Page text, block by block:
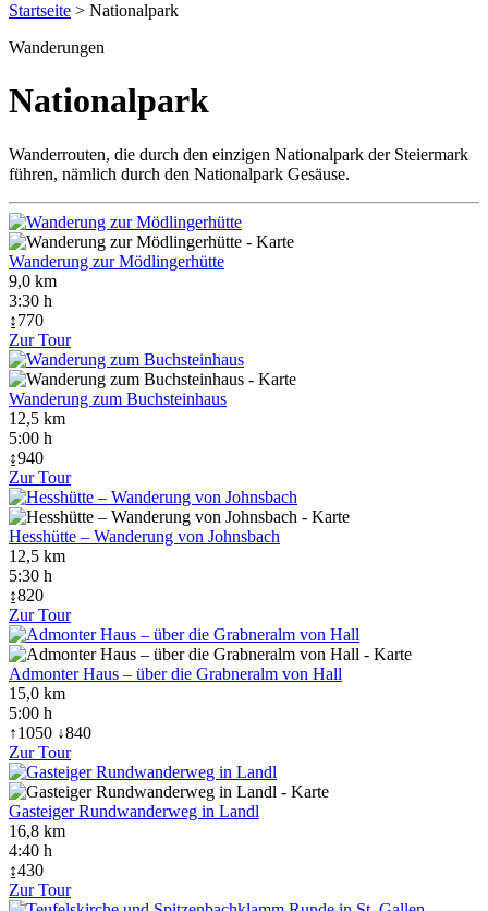
Startseite > Nationalpark
Wanderungen
Nationalpark
Wanderrouten, die durch den einzigen Nationalpark der Steiermark
führen, nämlich durch den Nationalpark Gesäuse.
Wanderung zur Mödlingerhütte
9,0 km
3:30 h
↨770
Zur Tour
Wanderung zum Buchsteinhaus
12,5 km
5:00 h
↨940
Zur Tour
Hesshütte – Wanderung von Johnsbach
12,5 km
5:30 h
↨820
Zur Tour
Admonter Haus – über die Grabneralm von Hall
15,0 km
5:00 h
↑1050 ↓840
Zur Tour
Gasteiger Rundwanderweg in Landl
16,8 km
4:40 h
↨430
Zur Tour